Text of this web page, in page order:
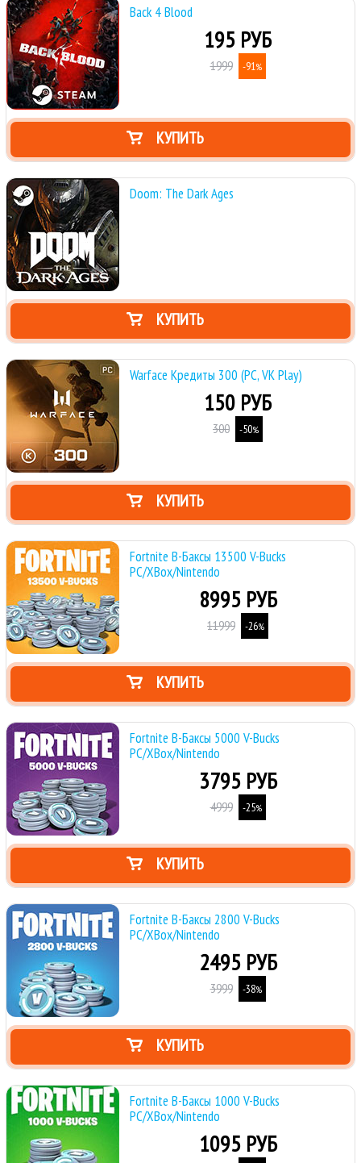
Back 4 Blood
195 РУБ
1999 -91%
КУПИТЬ
Doom: The Dark Ages
КУПИТЬ
Warface Кредиты 300 (PC, VK Play)
150 РУБ
300 -50%
КУПИТЬ
Fortnite В-Баксы 13500 V-Bucks
PC/XBox/Nintendo
8995 РУБ
11999 -26%
КУПИТЬ
Fortnite В-Баксы 5000 V-Bucks
PC/XBox/Nintendo
3795 РУБ
4999 -25%
КУПИТЬ
Fortnite В-Баксы 2800 V-Bucks
PC/XBox/Nintendo
2495 РУБ
3999 -38%
КУПИТЬ
Fortnite В-Баксы 1000 V-Bucks
PC/XBox/Nintendo
1095 РУБ